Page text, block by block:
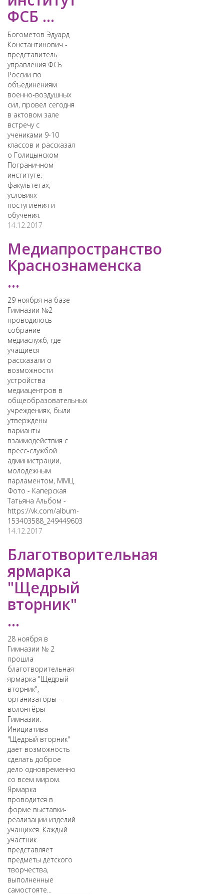
ФСБ ...
Богометов Эдуард
Константинович -
представитель
управления ФСБ
России по
объединениям
военно-воздушных
сил, провел сегодня
в актовом зале
встречу с
учениками 9-10
классов и рассказал
о Голицынском
Пограничном
институте:
факультетах,
условиях
поступления и
обучения.
14.12.2017
Медиапространство
Краснознаменска
...
29 ноября на базе
Гимназии №2
проводилось
собрание
медиаслужб, где
учащиеся
рассказали о
возможности
устройства
медиацентров в
общеобразовательных
учреждениях, были
утверждены
варианты
взаимодействия с
пресс-службой
администрации,
молодежным
парламентом, ММЦ.
Фото - Каперская
Татьяна Альбом -
https://vk.com/album-
153403588_249449603
14.12.2017
Благотворительная
ярмарка
"Щедрый
вторник"
...
28 ноября в
Гимназии № 2
прошла
благотворительная
ярмарка "Щедрый
вторник",
организаторы -
волонтёры
Гимназии.
Инициатива
"Щедрый вторник"
дает возможность
сделать доброе
дело одновременно
со всем миром.
Ярмарка
проводится в
форме выставки-
реализации изделий
учащихся. Каждый
участник
представляет
предметы детского
творчества,
выполненные
самостояте...